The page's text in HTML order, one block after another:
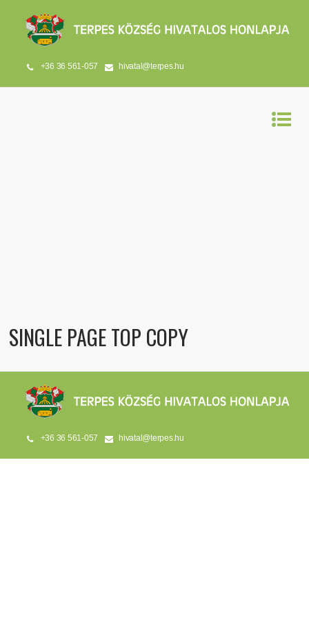
+36 36 561-057 hivatal@terpes.hu
SINGLE PAGE TOP COPY
+36 36 561-057 hivatal@terpes.hu